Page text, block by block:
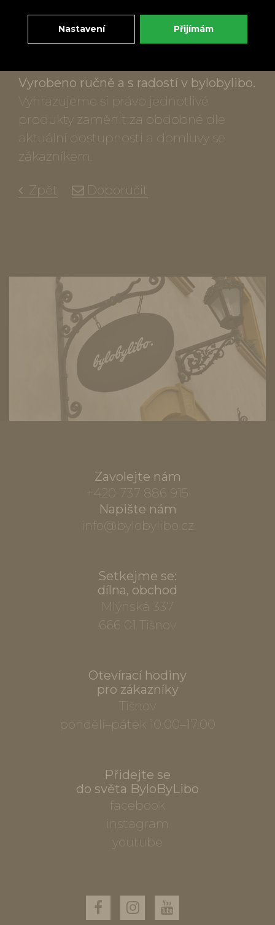
Dekorace sušenými sezónními
květinami a stuhami, každý dárkový set
Vyrobeno ručně a s radostí v bylobylibo.
Vyhrazujeme si právo jednotlivé
produkty zaměnit za obdobné dle
aktuální dostupnosti a domluvy se
zákazníkem.
Zpět Doporučit
Zavolejte nám
+420 737 886 915
Napište nám
info@bylobylibo.cz
Setkejme se:
dílna, obchod
Mlýnská 337
666 01 Tišnov
Otevírací hodiny
pro zákazníky
Tišnov
pondělí–pátek 10.00–17.00
Přidejte se
do světa ByloByLibo
facebook
instagram
youtube
Nastavení Přijímám